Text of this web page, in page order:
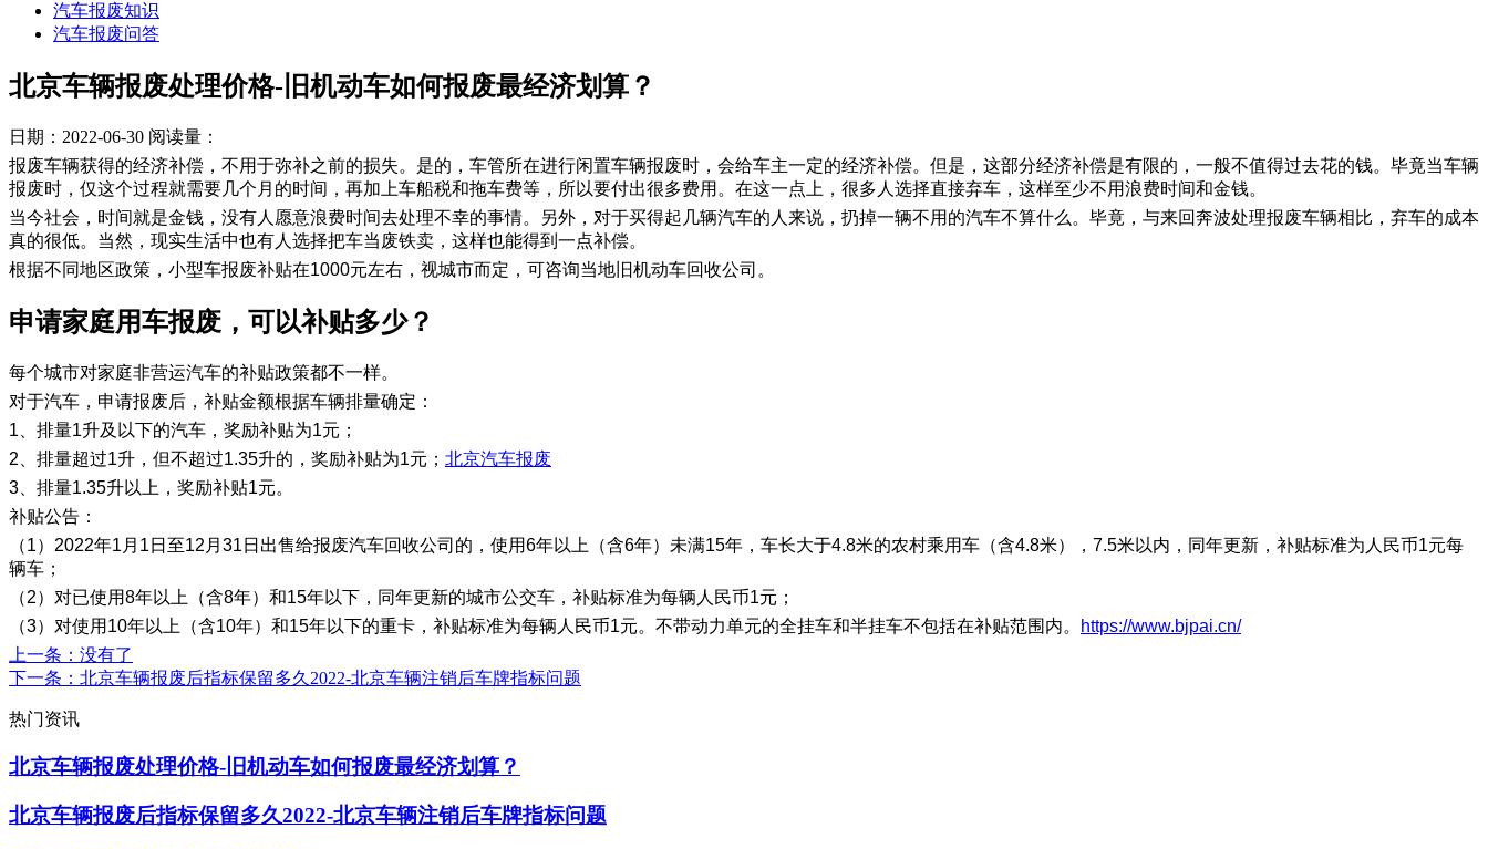
汽车报废知识
汽车报废问答
北京车辆报废处理价格-旧机动车如何报废最经济划算？
日期：2022-06-30 阅读量：
报废车辆获得的经济补偿，不用于弥补之前的损失。是的，车管所在进行闲置车辆报废时，会给车主一定的经济补偿。但是，这部分经济补偿是有限的，一般不值得过去花的钱。毕竟当车辆
报废时，仅这个过程就需要几个月的时间，再加上车船税和拖车费等，所以要付出很多费用。在这一点上，很多人选择直接弃车，这样至少不用浪费时间和金钱。
当今社会，时间就是金钱，没有人愿意浪费时间去处理不幸的事情。另外，对于买得起几辆汽车的人来说，扔掉一辆不用的汽车不算什么。毕竟，与来回奔波处理报废车辆相比，弃车的成本
真的很低。当然，现实生活中也有人选择把车当废铁卖，这样也能得到一点补偿。
根据不同地区政策，小型车报废补贴在1000元左右，视城市而定，可咨询当地旧机动车回收公司。
​申请家庭用车报废，可以补贴多少？
每个城市对家庭非营运汽车的补贴政策都不一样。
对于汽车，申请报废后，补贴金额根据车辆排量确定：
1、排量1升及以下的汽车，奖励补贴为1元；
2、排量超过1升，但不超过1.35升的，奖励补贴为1元； 北京汽车报废
3、排量1.35升以上，奖励补贴1元。
补贴公告：
（1）2022年1月1日至12月31日出售给报废汽车回收公司的，使用6年以上（含6年）未满15年，车长大于4.8米的农村乘用车（含4.8米），7.5米以内，同年更新，补贴标准为人民币1元每
辆车；
（2）对已使用8年以上（含8年）和15年以下，同年更新的城市公交车，补贴标准为每辆人民币1元；
（3）对使用10年以上（含10年）和15年以下的重卡，补贴标准为每辆人民币1元。不带动力单元的全挂车和半挂车不包括在补贴范围内。
https://www.bjpai.cn/
上一条 ：没有了
下一条 ：北京车辆报废后指标保留多久2022-北京车辆注销后车牌指标问题
热门资讯
北京车辆报废处理价格-旧机动车如何报废最经济划算？
北京车辆报废后指标保留多久2022-北京车辆注销后车牌指标问题